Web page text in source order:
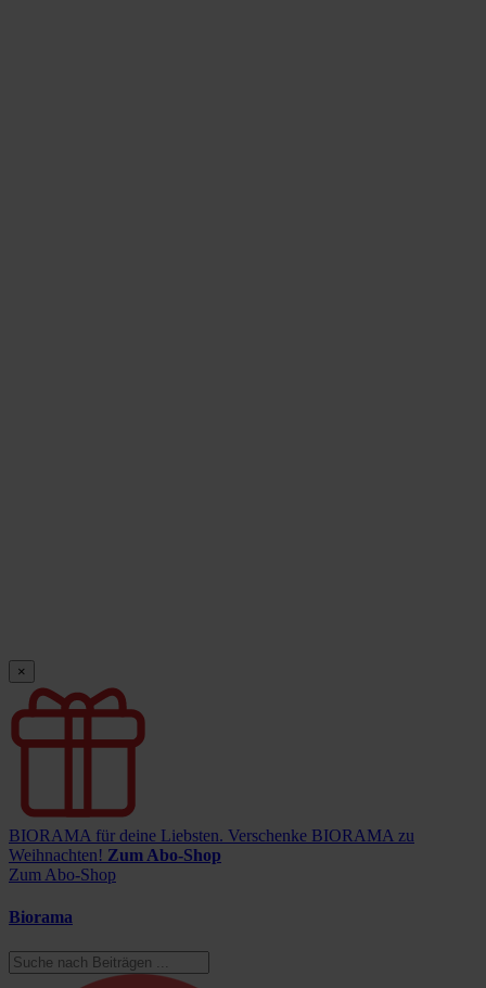
×
BIORAMA für deine Liebsten. Verschenke BIORAMA zu
Weihnachten! Zum Abo-Shop
Zum Abo-Shop
Biorama